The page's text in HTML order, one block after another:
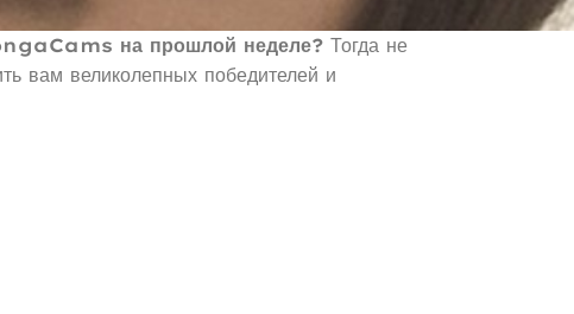
на прошлой неделе? Тогда не
вам великолепных победителей и